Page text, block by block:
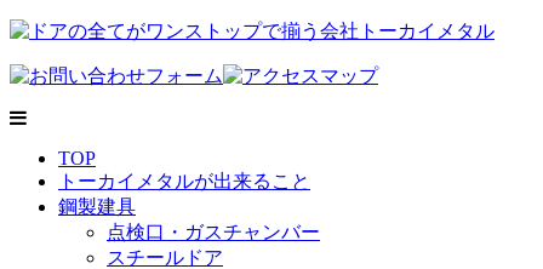
TOP
トーカイメタルが出来ること
鋼製建具
点検口・ガスチャンバー
スチールドア